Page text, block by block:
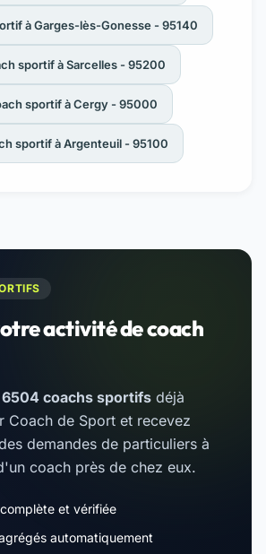
à Garges-lès-Gonesse - 95140
sportif à Sarcelles - 95200
sportif à Cergy - 95000
sportif à Argenteuil - 95100
activité de coach
6504 coachs sportifs déjà
Coach de Sport et recevez
demandes de particuliers à
coach près de chez eux.
et vérifiée
automatiquement